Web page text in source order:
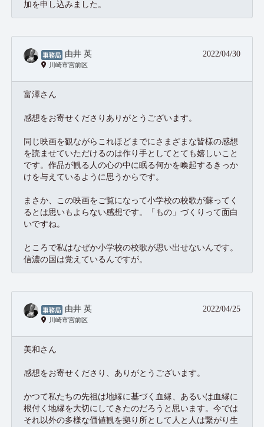
加を申し込みました。
由井 英
川崎市宮前区
2022/04/30
富澤さん
感想をお寄せくださりありがとうございます。
同じ映画を観ながらこれほどまでにさまざまな皆様の感想
を読ませていただけるのは作り手としてとても嬉しいこと
です。作品が観る人の心の中に眠る何かを喚起するきっか
けを与えているように思うからです。
まさか、この映画をご覧になって小学校の校歌が蘇ってく
るとは思いもよらない感想です。「もの」づくりって面白
いですね。
ところで私はなぜか小学校の校歌が思い出せないんです。
信濃の国は覚えているんですが。
由井 英
川崎市宮前区
2022/04/25
美和さん
感想をお寄せくださり、ありがとうございます。
かつて私たちの先祖は地縁に基づく血縁、あるいは血縁に
根付く地縁を大切にしてきたのだろうと思います。今では
それ以外の多様な価値観を拠り所として人と人は繋がり生